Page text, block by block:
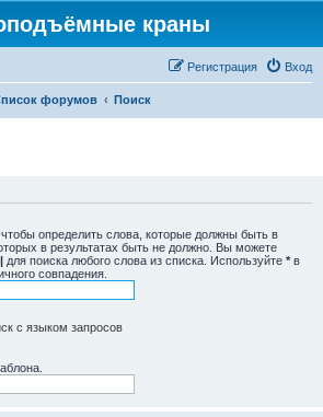
краны
Вход
Регистрация
форумов Поиск
, чтобы определить слова, которые должны быть в
в результатах быть не должно. Вы можете
| для поиска любого слова из списка. Используйте * в
совпадения.
с языком запросов